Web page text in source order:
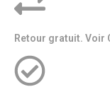
Retour gratuit. Voir